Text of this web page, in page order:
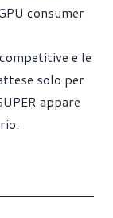
consumer
e le
solo per
appare